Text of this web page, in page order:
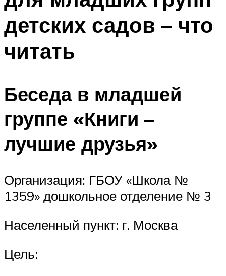
детских садов – что
читать
Беседа в младшей
группе «Книги –
лучшие друзья»
Организация: ГБОУ «Школа №
1359» дошкольное отделение № 3
Населенный пункт: г. Москва
Цель: